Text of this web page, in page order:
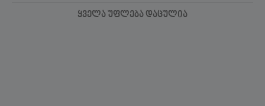
ყველა უფლება დაცულია